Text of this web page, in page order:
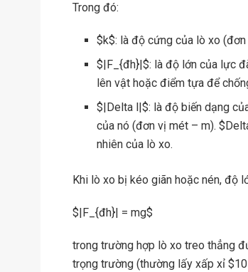
Trong đó:
$k$: là độ cứng của lò xo
$|F_{đh}|$: là độ lớn của lực
lên vật hoặc điểm tựa để
$|Delta l|$: là độ biến dạng
của nó (đơn vị mét – m).
nhiên của lò xo.
Khi lò xo bị kéo giãn hoặc nén, độ
$|F_{đh}| = mg$
trong trường hợp lò xo treo thẳng
trọng trường (thường lấy xấp xỉ